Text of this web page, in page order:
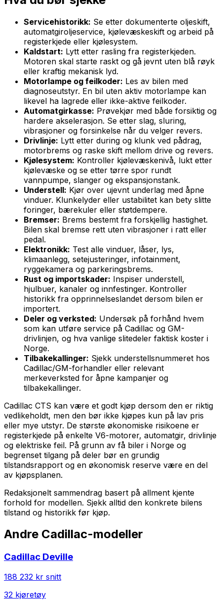
Servicehistorikk: Se etter dokumenterte oljeskift,
automatgiroljeservice, kjølevæskeskift og arbeid på
registerkjede eller kjølesystem.
Kaldstart: Lytt etter rasling fra registerkjeden.
Motoren skal starte raskt og gå jevnt uten blå røyk
eller kraftig mekanisk lyd.
Motorlampe og feilkoder: Les av bilen med
diagnoseutstyr. En bil uten aktiv motorlampe kan
likevel ha lagrede eller ikke-aktive feilkoder.
Automatgirkasse: Prøvekjør med både forsiktig og
hardere akselerasjon. Se etter slag, sluring,
vibrasjoner og forsinkelse når du velger revers.
Drivlinje: Lytt etter during og klunk ved pådrag,
motorbrems og raske skift mellom drive og revers.
Kjølesystem: Kontroller kjølevæskenivå, lukt etter
kjølevæske og se etter tørre spor rundt
vannpumpe, slanger og ekspansjonstank.
Understell: Kjør over ujevnt underlag med åpne
vinduer. Klunkelyder eller ustabilitet kan bety slitte
foringer, bærekuler eller støtdempere.
Bremser: Brems bestemt fra forskjellig hastighet.
Bilen skal bremse rett uten vibrasjoner i ratt eller
pedal.
Elektronikk: Test alle vinduer, låser, lys,
klimaanlegg, setejusteringer, infotainment,
ryggekamera og parkeringsbrems.
Rust og importskader: Inspiser understell,
hjulbuer, kanaler og innfestinger. Kontroller
historikk fra opprinnelseslandet dersom bilen er
importert.
Deler og verksted: Undersøk på forhånd hvem
som kan utføre service på Cadillac og GM-
drivlinjen, og hva vanlige slitedeler faktisk koster i
Norge.
Tilbakekallinger: Sjekk understellsnummeret hos
Cadillac/GM-forhandler eller relevant
merkeverksted for åpne kampanjer og
tilbakekallinger.
Cadillac CTS kan være et godt kjøp dersom den er riktig
vedlikeholdt, men den bør ikke kjøpes kun på lav pris
eller mye utstyr. De største økonomiske risikoene er
registerkjede på enkelte V6-motorer, automatgir, drivlinje
og elektriske feil. På grunn av få biler i Norge og
begrenset tilgang på deler bør en grundig
tilstandsrapport og en økonomisk reserve være en del
av kjøpsplanen.
Redaksjonelt sammendrag basert på allment kjente
forhold for modellen. Sjekk alltid den konkrete bilens
tilstand og historikk før kjøp.
Andre Cadillac-modeller
Cadillac Deville
188 232 kr snitt
32 kjøretøy